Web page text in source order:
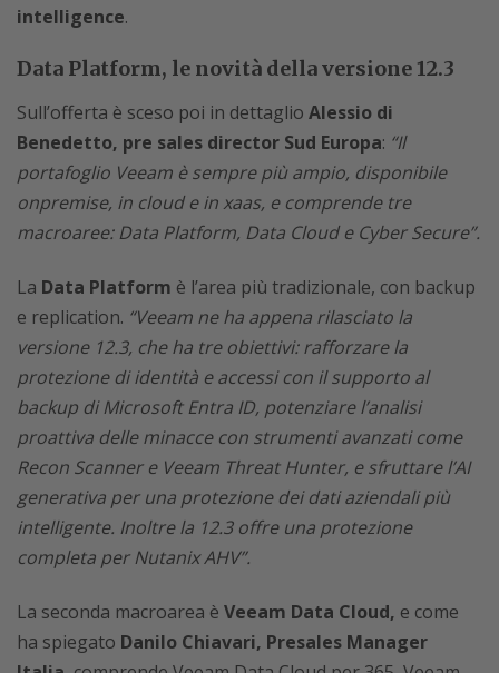
intelligence.
Data Platform, le novità della versione 12.3
Sull’offerta è sceso poi in dettaglio Alessio di
Benedetto, pre sales director Sud Europa: “Il
portafoglio Veeam è sempre più ampio, disponibile
onpremise, in cloud e in xaas, e comprende tre
macroaree: Data Platform, Data Cloud e Cyber Secure”.
La Data Platform è l’area più tradizionale, con backup
e replication. “Veeam ne ha appena rilasciato la
versione 12.3, che ha tre obiettivi: rafforzare la
protezione di identità e accessi con il supporto al
backup di Microsoft Entra ID, potenziare l’analisi
proattiva delle minacce con strumenti avanzati come
Recon Scanner e Veeam Threat Hunter, e sfruttare l’AI
generativa per una protezione dei dati aziendali più
intelligente. Inoltre la 12.3 offre una protezione
completa per Nutanix AHV”.
La seconda macroarea è Veeam Data Cloud, e come
ha spiegato Danilo Chiavari, Presales Manager